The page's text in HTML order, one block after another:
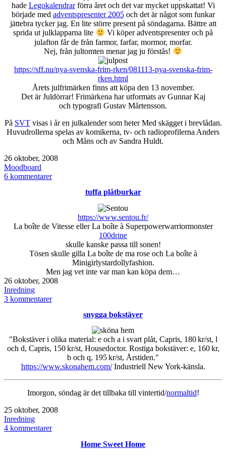
hade Legokalendrarförra året och det var mycket uppskattat! Vi
började med adventspresenter 2005och det är något som funkar
jättebra tycker jag. En lite större present på söndagarna. Bättre att
sprida ut julklapparna lite
Vi köper adventspresenter och på
julafton får de från farmor, farfar, mormor, morfar.
Nej, från jultomten menar jag ju förstås!
https://sff.nu/nya-svenska-frim-rken/081113-nya-svenska-frim-
rken.html
Årets julfrimärken finns att köpa den 13 november.
Det är Juldörrar! Frimärkena har utformats av Gunnar Kaj
och typografi Gustav Mårtensson.
På SVTvisas i år en julkalender som heter Med skägget i brevlådan.
Huvudrollerna spelas av komikerna, tv- och radioprofilerna Anders
och Måns och av Sandra Huldt.
Publicerat
den
26 oktober, 2008
Kategoriserat
som
Moodboard
6 kommentarertill
tuffa plåtburkar
https://www.sentou.fr/
La boîte de Vitesse eller La boîte à Superpowerwarriormonster
100drine
skulle kanske passa till sonen!
Tösen skulle gilla La boîte de ma rose och La boîte à
Minigirlystardollyfashion.
Men jag vet inte var man kan köpa dem…
Publicerat
den
26 oktober, 2008
Kategoriserat
som
Inredning
3 kommentarertill
plåtburkarsnygga bokstäver
"Bokstäver i olika material: e och a i svart plåt, Capris, 180 kr/st, l
och d, Capris, 150 kr/st, Housedoctor. Rostiga bokstäver: e, 160 kr,
b och q, 195 kr/st, Årstiden."
https://www.skonahem.com/Industriell New York-känsla.
Imorgon, söndag är det tillbaka till vintertid/normaltid!
Publicerat
den
25 oktober, 2008
Kategoriserat
som
Inredning
4 kommentarertill
bokstäverHome Sweet Home